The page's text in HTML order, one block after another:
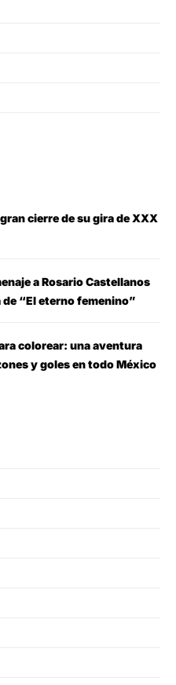
cierre de su gira de XXX
a Rosario Castellanos
“El eterno femenino”
colorear: una aventura
y goles en todo México